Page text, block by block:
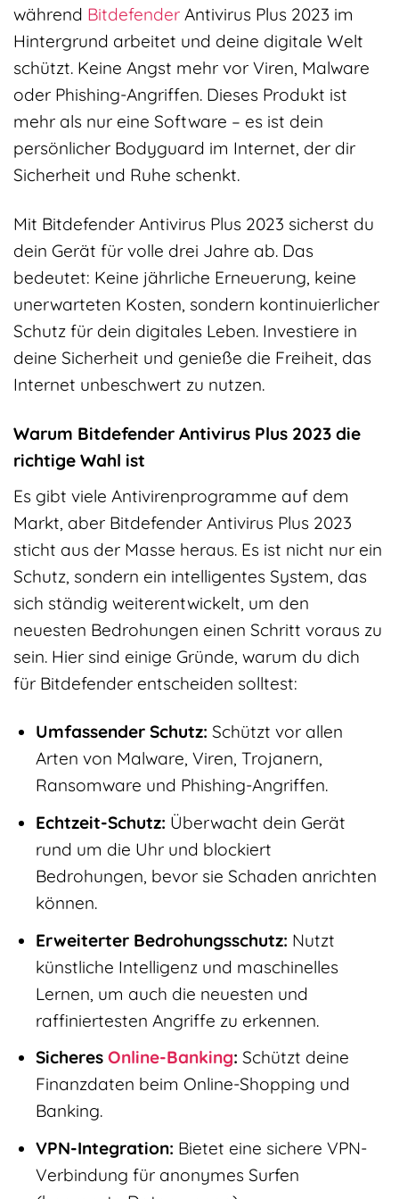
während Bitdefender Antivirus Plus 2023 im
Hintergrund arbeitet und deine digitale Welt
schützt. Keine Angst mehr vor Viren, Malware
oder Phishing-Angriffen. Dieses Produkt ist
mehr als nur eine Software – es ist dein
persönlicher Bodyguard im Internet, der dir
Sicherheit und Ruhe schenkt.
Mit Bitdefender Antivirus Plus 2023 sicherst du
dein Gerät für volle drei Jahre ab. Das
bedeutet: Keine jährliche Erneuerung, keine
unerwarteten Kosten, sondern kontinuierlicher
Schutz für dein digitales Leben. Investiere in
deine Sicherheit und genieße die Freiheit, das
Internet unbeschwert zu nutzen.
Warum Bitdefender Antivirus Plus 2023 die
richtige Wahl ist
Es gibt viele Antivirenprogramme auf dem
Markt, aber Bitdefender Antivirus Plus 2023
sticht aus der Masse heraus. Es ist nicht nur ein
Schutz, sondern ein intelligentes System, das
sich ständig weiterentwickelt, um den
neuesten Bedrohungen einen Schritt voraus zu
sein. Hier sind einige Gründe, warum du dich
für Bitdefender entscheiden solltest:
Umfassender Schutz: Schützt vor allen
Arten von Malware, Viren, Trojanern,
Ransomware und Phishing-Angriffen.
Echtzeit-Schutz: Überwacht dein Gerät
rund um die Uhr und blockiert
Bedrohungen, bevor sie Schaden anrichten
können.
Erweiterter Bedrohungsschutz: Nutzt
künstliche Intelligenz und maschinelles
Lernen, um auch die neuesten und
raffiniertesten Angriffe zu erkennen.
Sicheres Online-Banking: Schützt deine
Finanzdaten beim Online-Shopping und
Banking.
VPN-Integration: Bietet eine sichere VPN-
Verbindung für anonymes Surfen